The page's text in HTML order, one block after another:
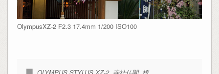
OlympusXZ-2 F2.3 17.4mm 1/200 ISO100